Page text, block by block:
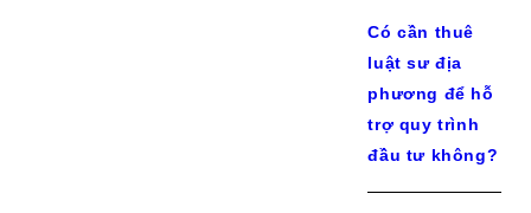
Có cần thuê
luật sư địa
phương để hỗ
trợ quy trình
đầu tư không?